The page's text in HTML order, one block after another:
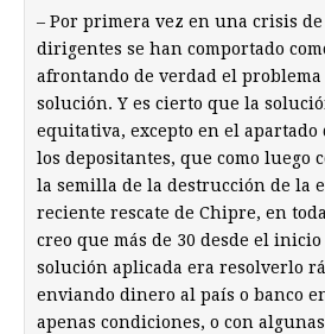
– Por primera vez en una crisis
dirigentes se han comportado
afrontando de verdad el
solución. Y es cierto que la
equitativa, excepto en el apartado
los depositantes, que como luego
la semilla de la destrucción de la
reciente rescate de Chipre, en
creo que más de 30 desde el
solución aplicada era resolverlo
enviando dinero al país o banco
apenas condiciones, o con